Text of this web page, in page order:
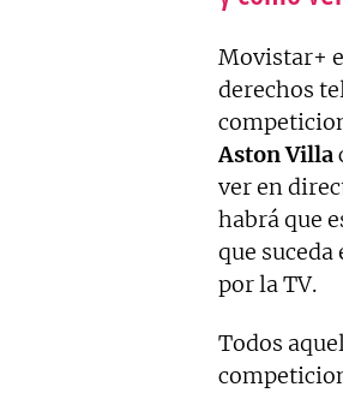
Movistar+
derechos
Aston Villa
ver en
habrá que
que suceda
por la TV.
Todos